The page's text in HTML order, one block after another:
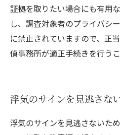
証拠を取りたい場合にも有用
し、調査対象者のプライバシ
に禁止されていますので、正
偵事務所が適正手続きを行うこ
浮気のサインを見逃さな
浮気のサインを見逃さないた